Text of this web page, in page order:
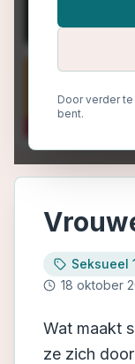
Door verder
bent.
Seksueel
18 oktober
Wat maakt
ze zich